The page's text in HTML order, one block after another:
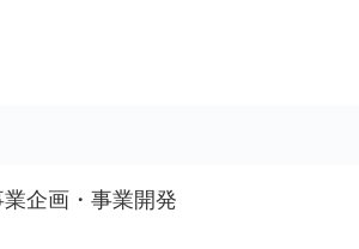
業企画・事業開発